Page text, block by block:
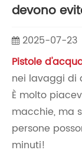
devono
2025-07-23
Pistole
nei lavaggi di
È molto
macchie, ma
persone
minuti!